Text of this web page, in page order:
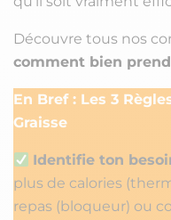
Découvre tous nos
comment bien
En Bref : Les 3
Graisse
Identifie ton
plus de calories
repas (bloqueur) ou